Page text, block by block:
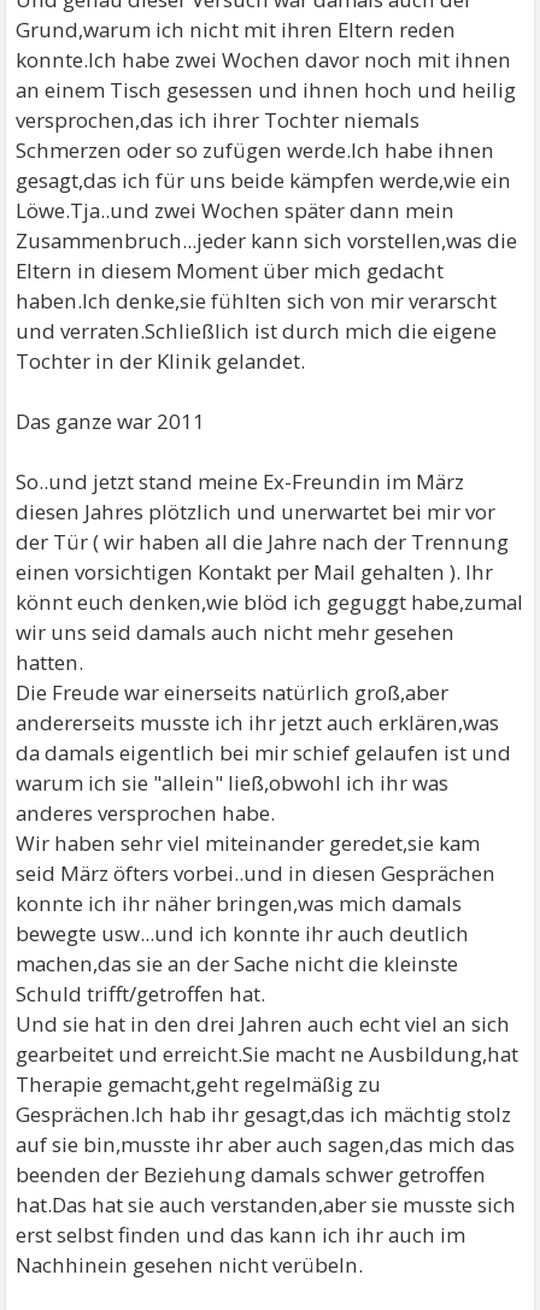
Grund,warum ich nicht mit ihren Eltern reden
konnte.Ich habe zwei Wochen davor noch mit ihnen
an einem Tisch gesessen und ihnen hoch und heilig
versprochen,das ich ihrer Tochter niemals
Schmerzen oder so zufügen werde.Ich habe ihnen
gesagt,das ich für uns beide kämpfen werde,wie ein
Löwe.Tja..und zwei Wochen später dann mein
Zusammenbruch...jeder kann sich vorstellen,was die
Eltern in diesem Moment über mich gedacht
haben.Ich denke,sie fühlten sich von mir verarscht
und verraten.Schließlich ist durch mich die eigene
Tochter in der Klinik gelandet.
Das ganze war 2011
So..und jetzt stand meine Ex-Freundin im März
diesen Jahres plötzlich und unerwartet bei mir vor
der Tür ( wir haben all die Jahre nach der Trennung
einen vorsichtigen Kontakt per Mail gehalten ). Ihr
könnt euch denken,wie blöd ich geguggt habe,zumal
wir uns seid damals auch nicht mehr gesehen
hatten.
Die Freude war einerseits natürlich groß,aber
andererseits musste ich ihr jetzt auch erklären,was
da damals eigentlich bei mir schief gelaufen ist und
warum ich sie "allein" ließ,obwohl ich ihr was
anderes versprochen habe.
Wir haben sehr viel miteinander geredet,sie kam
seid März öfters vorbei..und in diesen Gesprächen
konnte ich ihr näher bringen,was mich damals
bewegte usw...und ich konnte ihr auch deutlich
machen,das sie an der Sache nicht die kleinste
Schuld trifft/getroffen hat.
Und sie hat in den drei Jahren auch echt viel an sich
gearbeitet und erreicht.Sie macht ne Ausbildung,hat
Therapie gemacht,geht regelmäßig zu
Gesprächen.Ich hab ihr gesagt,das ich mächtig stolz
auf sie bin,musste ihr aber auch sagen,das mich das
beenden der Beziehung damals schwer getroffen
hat.Das hat sie auch verstanden,aber sie musste sich
erst selbst finden und das kann ich ihr auch im
Nachhinein gesehen nicht verübeln.